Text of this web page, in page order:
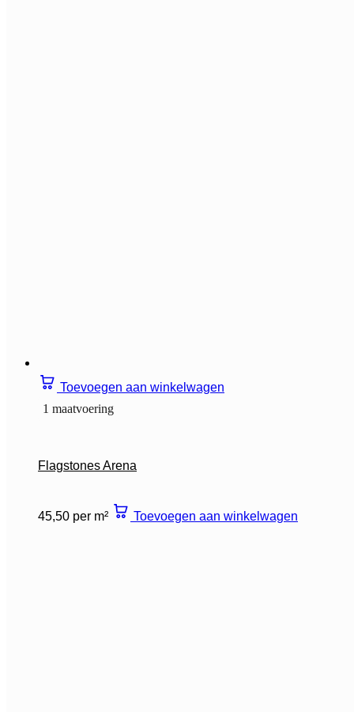
Toevoegen aan winkelwagen
1 maatvoering
Flagstones Arena
45,50 per m² Toevoegen aan winkelwagen